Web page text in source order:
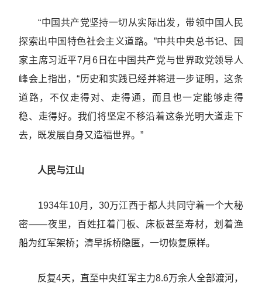
“中国共产党坚持一切从实际出发，带领中国人民
探索出中国特色社会主义道路。”中共中央总书记、国
家主席习近平7月6日在中国共产党与世界政党领导人
峰会上指出，“历史和实践已经并将进一步证明，这条
道路，不仅走得对、走得通，而且也一定能够走得
稳、走得好。我们将坚定不移沿着这条光明大道走下
去，既发展自身又造福世界。”
人民与江山
1934年10月，30万江西于都人共同守着一个大秘
密——夜里，百姓扛着门板、床板甚至寿材，划着渔
船为红军架桥；清早拆桥隐匿，一切恢复原样。
反复4天，直至中央红军主力8.6万余人全部渡河，